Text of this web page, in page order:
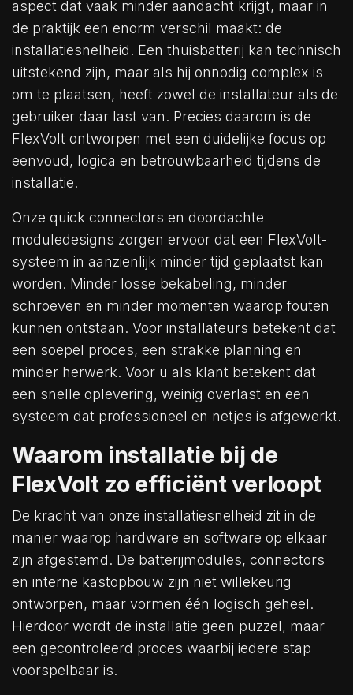
aspect dat vaak minder aandacht krijgt, maar in
de praktijk een enorm verschil maakt: de
installatiesnelheid. Een thuisbatterij kan technisch
uitstekend zijn, maar als hij onnodig complex is
om te plaatsen, heeft zowel de installateur als de
gebruiker daar last van. Precies daarom is de
FlexVolt ontworpen met een duidelijke focus op
eenvoud, logica en betrouwbaarheid tijdens de
installatie.
Onze quick connectors en doordachte
moduledesigns zorgen ervoor dat een FlexVolt-
systeem in aanzienlijk minder tijd geplaatst kan
worden. Minder losse bekabeling, minder
schroeven en minder momenten waarop fouten
kunnen ontstaan. Voor installateurs betekent dat
een soepel proces, een strakke planning en
minder herwerk. Voor u als klant betekent dat
een snelle oplevering, weinig overlast en een
systeem dat professioneel en netjes is afgewerkt.
Waarom installatie bij de
FlexVolt zo efficiënt verloopt
De kracht van onze installatiesnelheid zit in de
manier waarop hardware en software op elkaar
zijn afgestemd. De batterijmodules, connectors
en interne kastopbouw zijn niet willekeurig
ontworpen, maar vormen één logisch geheel.
Hierdoor wordt de installatie geen puzzel, maar
een gecontroleerd proces waarbij iedere stap
voorspelbaar is.